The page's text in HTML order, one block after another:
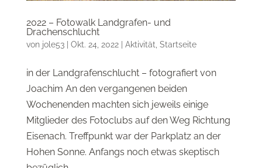
2022 – Fotowalk Landgrafen- und
Drachenschlucht
von jole53| Okt. 24, 2022| Aktivität, Startseite
in der Landgrafenschlucht – fotografiert von
Joachim An den vergangenen beiden
Wochenenden machten sich jeweils einige
Mitglieder des Fotoclubs auf den Weg Richtung
Eisenach. Treffpunkt war der Parkplatz an der
Hohen Sonne. Anfangs noch etwas skeptisch